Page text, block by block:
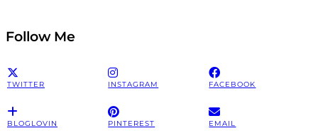
Follow Me
TWITTER INSTAGRAM FACEBOOK
BLOGLOVIN PINTEREST EMAIL